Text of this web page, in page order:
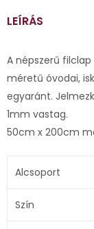
LEÍRÁS
A népszerű
méretű óvodai,
egyaránt.
1mm vastag.
50cm x 200cm
Alcsoport
Szín